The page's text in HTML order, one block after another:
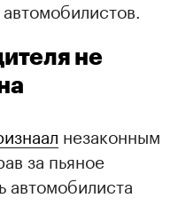
не
незаконным
за пьяное
автомобилиста